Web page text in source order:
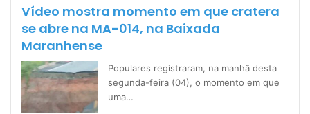
Vídeo mostra momento em que cratera
se abre na MA-014, na Baixada
Maranhense
Populares registraram, na manhã desta
segunda-feira (04), o momento em que
uma…